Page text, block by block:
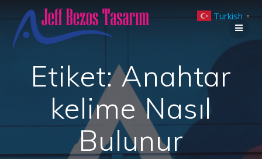
to
Etiket:Anahtar
kelime Nasıl
Bulunur
Turkish ▼